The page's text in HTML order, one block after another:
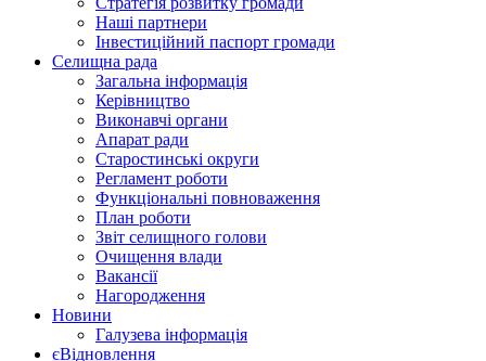
Наші партнери
Інвестиційний паспорт громади
Селищна рада
Загальна інформація
Керівництво
Виконавчі органи
Апарат ради
Старостинські округи
Регламент роботи
Функціональні повноваження
План роботи
Звіт селищного голови
Очищення влади
Вакансії
Нагородження
Новини
Галузева інформація
єВідновлення